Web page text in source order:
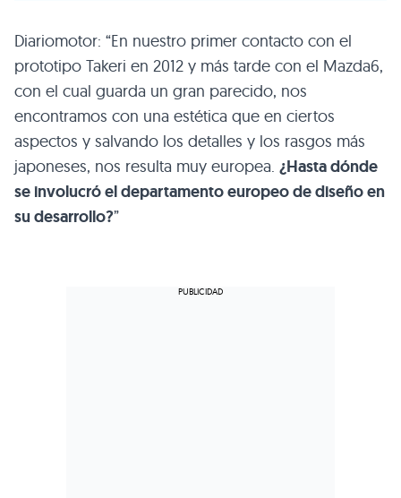
Diariomotor: “En nuestro primer contacto con el
prototipo Takeri en 2012 y más tarde con el Mazda6,
con el cual guarda un gran parecido, nos
encontramos con una estética que en ciertos
aspectos y salvando los detalles y los rasgos más
japoneses, nos resulta muy europea. ¿Hasta dónde
se involucró el departamento europeo de diseño en
su desarrollo?”